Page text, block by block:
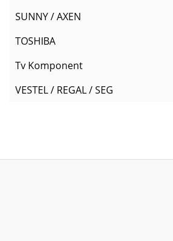
SUNNY / AXEN
TOSHIBA
Tv Komponent
VESTEL / REGAL / SEG